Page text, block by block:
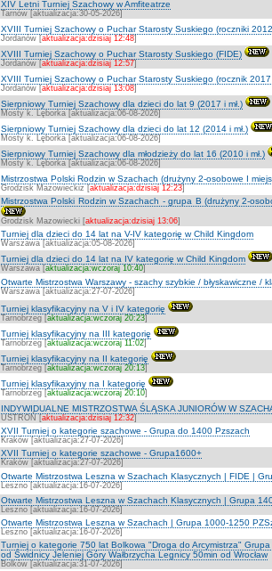
XIV Letni Turniej Szachowy w Amfiteatrze
Tarnów [aktualizacja:30-05-2026]
XVIII Turniej Szachowy o Puchar Starosty Suskiego (roczniki
Jordanów [aktualizacja:dzisiaj 12:48]
XVIII Turniej Szachowy o Puchar Starosty Suskiego (FIDE)
Jordanów [aktualizacja:dzisiaj 12:57]
XVIII Turniej Szachowy o Puchar Starosty Suskiego (rocznik 2017
Jordanów [aktualizacja:dzisiaj 13:08]
Sierpniowy Turniej Szachowy dla dzieci do lat 9 (2017 i mł.)
Mosty k. Lęborka [aktualizacja:06-08-2026]
Sierpniowy Turniej Szachowy dla dzieci do lat 12 (2014 i mł.)
Mosty k. Lęborka [aktualizacja:06-08-2026]
Sierpniowy Turniej Szachowy dla młodzieży do lat 16 (2010 i mł.)
Mosty k. Lęborka [aktualizacja:06-08-2026]
Mistrzostwa Polski Rodzin w Szachach (drużyny 2-osobowe I
Grodzisk Mazowieckiz [aktualizacja:dzisiaj 12:23]
Mistrzostwa Polski Rodzin w Szachach - grupa B (drużyny 2-
Grodzisk Mazowiecki [aktualizacja:dzisiaj 13:06]
Turniej dla dzieci do 14 lat na V-IV kategorię w Child Kingdom
Warszawa [aktualizacja:05-08-2026]
Turniej dla dzieci do 14 lat na IV kategorię w Child Kingdom
Warszawa [aktualizacja:wczoraj 10:40]
Otwarte Mistrzostwa Warszawy - szachy szybkie / błyskawiczne /
Warszawa [aktualizacja:27-07-2026]
Turniej klasyfikacyjny na V i IV kategorię
Tarnobrzeg [aktualizacja:wczoraj 20:23]
Turniej klasyfikacyjny na III kategorię
Tarnobrzeg [aktualizacja:wczoraj 11:02]
Turniej klasyfikacyjny na II kategorię
Tarnobrzeg [aktualizacja:wczoraj 20:13]
Turniej klasyfikaxyjny na I kategorię
Tarnobrzeg [aktualizacja:wczoraj 20:10]
INDYWIDUALNE MISTRZOSTWA ŚLĄSKA JUNIORÓW W
USTROŃ [aktualizacja:dzisiaj 12:32]
XVII Turniej o kategorie szachowe - Grupa do 1400 Pzszach
Kraków [aktualizacja:27-07-2026]
XVII Turniej o kategorie szachowe - Grupa1600+
Kraków [aktualizacja:27-07-2026]
Otwarte Mistrzostwa Leszna w Szachach Klasycznych | FIDE |
Leszno [aktualizacja:16-07-2026]
Otwarte Mistrzostwa Leszna w Szachach Klasycznych | Grupa
Leszno [aktualizacja:16-07-2026]
Otwarte Mistrzostwa Leszna w Szachach | Grupa 1000-1250
Leszno [aktualizacja:16-07-2026]
Turniej o kategorie 750 lat Bolkowa "Droga do Arcymistrza"
od Świdnicy Jeleniej Góry Wałbrzycha Legnicy 50min od Wrocław
Bolków [aktualizacja:31-07-2026]